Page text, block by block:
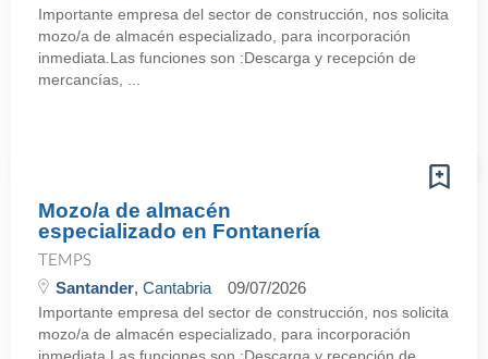
Importante empresa del sector de construcción, nos solicita
mozo/a de almacén especializado, para incorporación
inmediata.Las funciones son :Descarga y recepción de
mercancías, ...
Mozo/a de almacén
especializado en Fontanería
TEMPS
Santander, Cantabria 09/07/2026
Importante empresa del sector de construcción, nos solicita
mozo/a de almacén especializado, para incorporación